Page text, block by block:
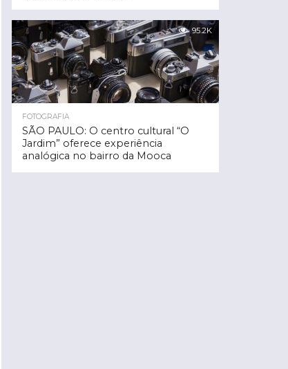
95.2K
FOTOGRAFIA
SÃO PAULO: O centro cultural “O
Jardim” oferece experiência
analógica no bairro da Mooca